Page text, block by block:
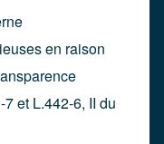
en raison
et L.442-6, II du